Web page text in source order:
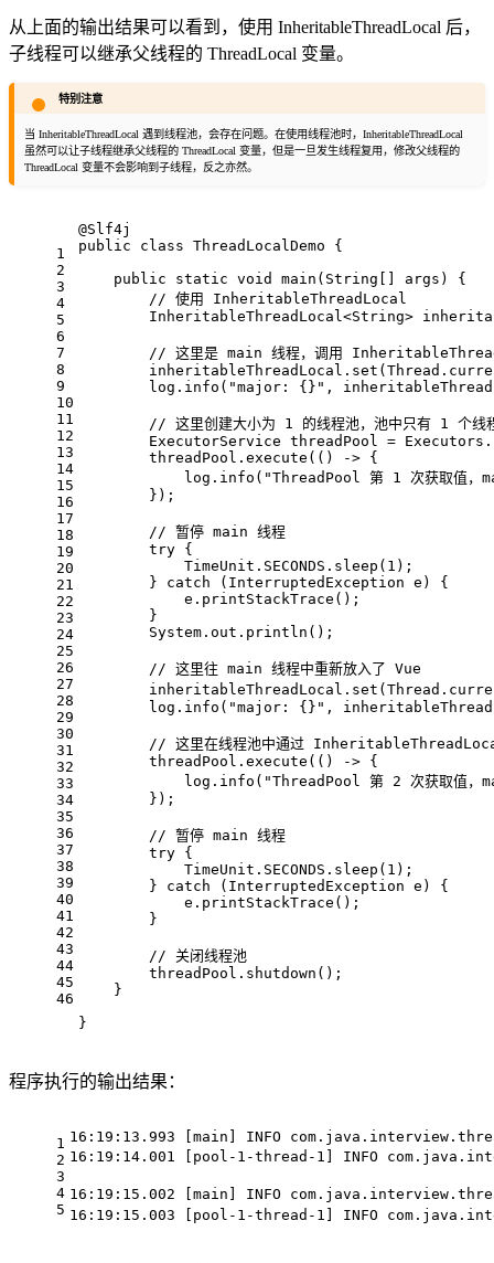
从上面的输出结果可以看到，使用 InheritableThreadLocal 后，
子线程可以继承父线程的 ThreadLocal 变量。
特别注意
当 InheritableThreadLocal 遇到线程池，会存在问题。在使用线程池时，InheritableThreadLocal
虽然可以让子线程继承父线程的 ThreadLocal 变量，但是一旦发生线程复用，修改父线程的
ThreadLocal 变量不会影响到子线程，反之亦然。
1
2
3
4
5
6
7
8
9
10
11
12
13
14
15
16
17
18
19
20
21
22
23
24
25
26
27
28
29
30
31
32
33
34
35
36
37
38
39
40
41
42
43
44
45
46
@Slf4j
public
class ThreadLocalDemo
{
public
static void main (String[] args)
{
// 使用 InheritableThreadLocal
InheritableThreadLocal<String>
// 这里是 main 线程，调用
        log.info(
"major: {}" ,
// 这里创建大小为 1 的线程池，池中只有 1 个线
ExecutorService threadPool =
        threadPool.execute(() -> {
            log.info(
"ThreadPool 第 1 次获取值
        });
// 暂停 main 线程
try {
            TimeUnit.SECONDS.sleep(
1 );
        }
catch (InterruptedException e) {
            e.printStackTrace();
        }
        System.out.println();
// 这里往 main 线程中重新放入了 Vue
        log.info(
"major: {}" ,
// 这里在线程池中通过
        threadPool.execute(() -> {
            log.info(
"ThreadPool 第 2 次获取值
        });
// 暂停 main 线程
try {
            TimeUnit.SECONDS.sleep(
1 );
        }
catch (InterruptedException e) {
            e.printStackTrace();
        }
// 关闭线程池
        threadPool.shutdown();
    }
}
程序执行的输出结果：
1
2
3
4
5
16 : 19 : 13.993 [main] INFO
16 : 19 : 14.001 [pool- 1 -thread- 1 ] INFO
16 : 19 : 15.002 [main] INFO
16 : 19 : 15.003 [pool- 1 -thread- 1 ] INFO